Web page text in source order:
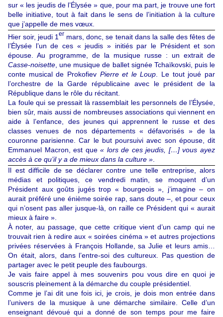
sur « les jeudis de l’Élysée » que, pour ma part, je trouve une fort
belle initiative, tout à fait dans le sens de l’initiation à la culture
que j’appelle de mes vœux.
Hier soir, jeudi 1er mars, donc, se tenait dans la salle des fêtes de
l’Élysée l’un de ces « jeudis » initiés par le Président et son
épouse. Au programme, de la musique russe : un extrait de
Casse-noisette, une musique de ballet signée Tchaïkovski, puis le
conte musical de Prokofiev Pierre et le Loup. Le tout joué par
l’orchestre de la Garde républicaine avec le président de la
République dans le rôle du récitant.
La foule qui se pressait là rassemblait les personnels de l’Élysée,
bien sûr, mais aussi de nombreuses associations qui viennent en
aide à l’enfance, des jeunes qui apprennent le russe et des
classes venues de nos départements « défavorisés » de la
couronne parisienne. Car le but poursuivi avec son épouse, dit
Emmanuel Macron, est que« lors de ces jeudis, […] vous ayez
accès à ce qu’il y a de mieux dans la culture ».
Il est difficile de se déclarer contre une telle entreprise, alors
médias et politiques, ce vendredi matin, se moquent d’un
Président aux goûts jugés trop « bourgeois », j’imagine – on
aurait préféré une énième soirée rap, sans doute –, et pour ceux
qui n’osent pas aller jusque-là, on raille ce Président qui « aurait
mieux à faire ».
À noter, au passage, que cette critique vient d’un camp qui ne
trouvait rien à redire aux « soirées cinéma » et autres projections
privées réservées à François Hollande, sa Julie et leurs amis…
On était, alors, dans l’entre-soi des cultureux. Pas question de
partager avec le petit peuple des faubourgs.
Je vais faire appel à mes souvenirs pou vous dire en quoi je
souscris pleinement à la démarche du couple présidentiel.
Comme je l’ai dit une fois ici, je crois, je dois mon entrée dans
l’univers de la musique à une démarche similaire. Celle d’un
enseignant dévoué qui a donné de son temps pour me faire